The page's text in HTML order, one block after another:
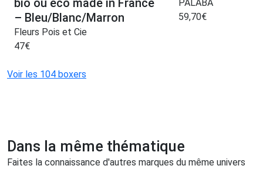
bio ou éco made in France
– Bleu/Blanc/Marron
Fleurs Pois et Cie
47€
PALÂBA
59,70€
Voir les 104 boxers
Dans la même thématique
Faites la connaissance d'autres marques du même univers